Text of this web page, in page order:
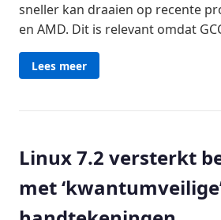
sneller kan draaien op recente
en AMD. Dit is relevant omdat
Lees meer
Linux 7.2 versterkt
met